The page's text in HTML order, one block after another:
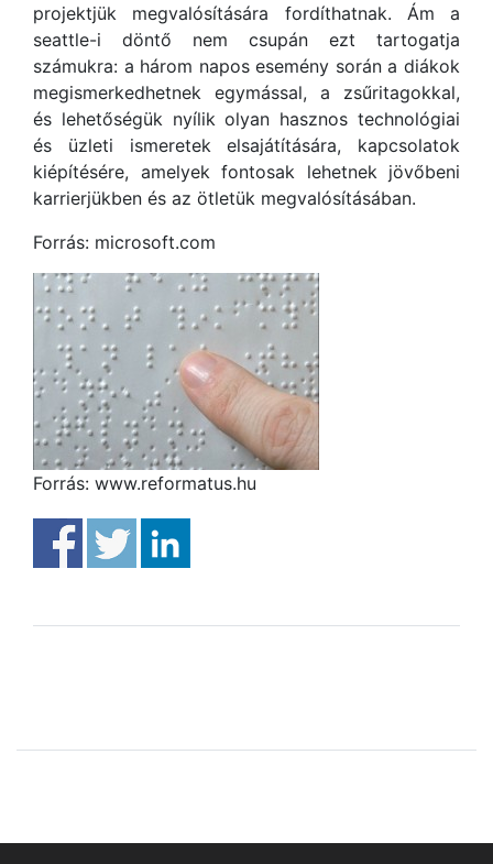
projektjük megvalósítására fordíthatnak. Ám a
seattle-i döntő nem csupán ezt tartogatja
számukra: a három napos esemény során a diákok
megismerkedhetnek egymással, a zsűritagokkal,
és lehetőségük nyílik olyan hasznos technológiai
és üzleti ismeretek elsajátítására, kapcsolatok
kiépítésére, amelyek fontosak lehetnek jövőbeni
karrierjükben és az ötletük megvalósításában.
Forrás: microsoft.com
Forrás: www.reformatus.hu